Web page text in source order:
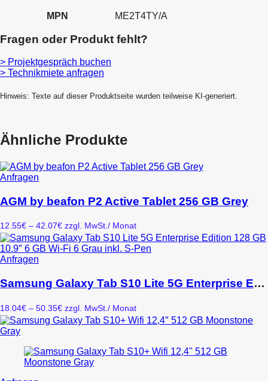
MPN ME2T4TY/A
Fragen oder Produkt fehlt?
> Projektgespräch buchen
> Technikmiete anfragen
Hinweis: Texte auf dieser Produktseite wurden teilweise KI-generiert.
Ähnliche Produkte
Anfragen
weist
mehrere
auf.
Die
Optionen
können
der
gewählt
werden
AGM by beafon P2 Active Tablet 256 GB Grey
12.55€ – 42.07€Preisspanne:
12.55€
bis
zzgl. MwSt./ Monat
Anfragen
weist
mehrere
auf.
Die
auf
der
Samsung Galaxy Tab S10 Lite 5G Enterprise Edition 128 GB 10.9″ 6 GB Wi-Fi 6 Grau inkl. S-Pen
18.04€ – 50.35€Preisspanne:
18.04€
zzgl. MwSt. / Monat